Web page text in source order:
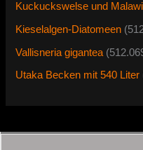
Kuckuckswelse und
Kieselalgen-Diatomeen
Vallisneria gigantea
Utaka Becken mit 540 Liter